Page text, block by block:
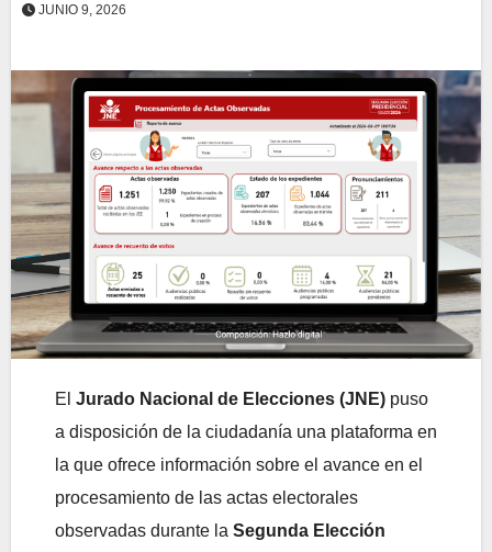
JUNIO 9, 2026
El Jurado Nacional de Elecciones (JNE) puso
a disposición de la ciudadanía una plataforma en
la que ofrece información sobre el avance en el
procesamiento de las actas electorales
observadas durante la Segunda Elección